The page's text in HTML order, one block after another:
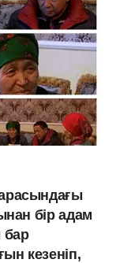
бір адам
бар
кезеніп,